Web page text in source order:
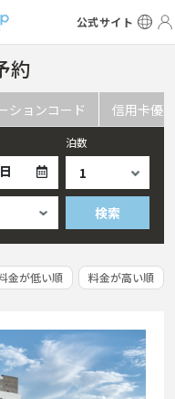
公式サイト
約
ションコード 信用卡優惠
泊数
検索
金が低い順 料金が高い順